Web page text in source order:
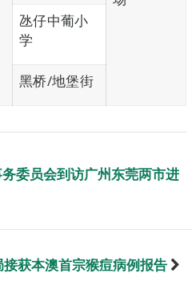
氹仔中葡小
学
黑桥/地堡街
委员会到访广州东莞两市进
接获本澳首宗猴痘病例报告